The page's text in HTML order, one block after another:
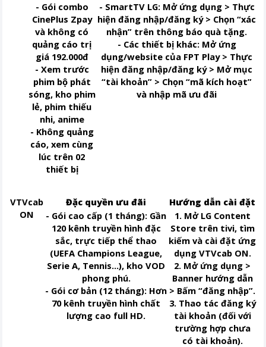
- Gói combo
CinePlus Zpay
và không có
quảng cáo trị
giá 192.000đ
- Xem trước
phim bộ phát
sóng, kho phim
lẻ, phim thiếu
nhi, anime
- Không quảng
cáo, xem cùng
lúc trên 02
thiết bị
- SmartTV LG: Mở ứng dụng > Thực
hiện đăng nhập/đăng ký > Chọn “xác
nhận” trên thông báo quà tặng.
- Các thiết bị khác: Mở ứng
dụng/website của FPT Play > Thực
hiện đăng nhập/đăng ký > Mở mục
“tài khoản” > Chọn “mã kích hoạt”
và nhập mã ưu đãi
VTVcab
ON
Đặc quyền ưu đãi
Hướng dẫn cài đặt
- Gói cao cấp (1 tháng): Gần
120 kênh truyền hình đặc
sắc, trực tiếp thể thao
(UEFA Champions League,
Serie A, Tennis…), kho VOD
phong phú.
- Gói cơ bản (12 tháng): Hơn
70 kênh truyền hình chất
lượng cao full HD.
1. Mở LG Content
Store trên tivi, tìm
kiếm và cài đặt ứng
dụng VTVcab ON.
2. Mở ứng dụng >
Banner hướng dẫn
> Bấm “đăng nhập”.
3. Thao tác đăng ký
tài khoản (đối với
trường hợp chưa
có tài khoản).